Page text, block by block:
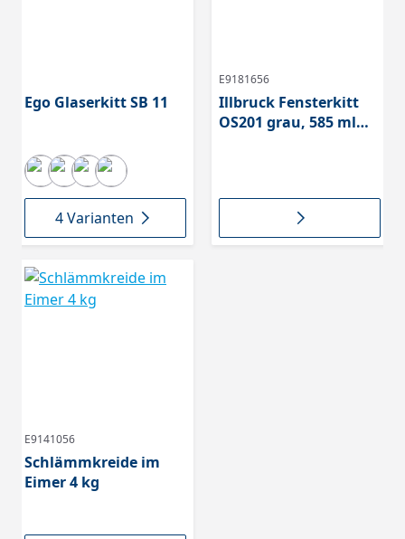
Ego Glaserkitt SB 11
4 Varianten
E9181656
Illbruck Fensterkitt
OS201 grau, 585 ml
E9141056
Schlämmkreide im
Eimer 4 kg